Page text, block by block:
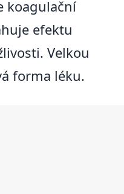
koagulační
efektu
Velkou
forma léku.